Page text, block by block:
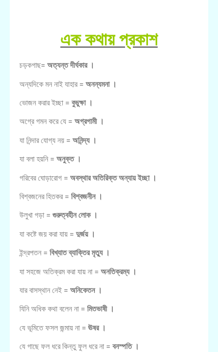
এক কথায় প্রকাশ
চড়কগাছ= অত্যন্ত দীর্ঘকার ।
অন্যদিকে মন নাই যাহার = অনন্যমনা ।
ভোজন করার ইচ্ছা = বুভুক্ষা ।
অগ্রে গমন করে যে = অগ্রগামী ।
যা নিন্দার যোগ্য নয় = অনিন্দ্য ।
যা বলা হয়নি = অনুক্ত ।
গরিবের ঘোড়ারোগ = অবস্থার অতিরিক্ত অন্যায় ইচ্ছা ।
বিশ্বজনের হিতকর = বিশ্বজনীন ।
উলুখা গড়া = গুরুত্বহীন লোক ।
যা কষ্টে জয় করা যায় = দুর্জয় ।
ইন্দ্রপতন = বিখ্যাত ব্যাক্তির মৃত্যু ।
যা সহজে অতিক্রম করা যায় না = অনতিক্রম্য ।
যার বাসস্থান নেই = অনিকেতন ।
যিনি অধিক কথা বলেন না = মিতভাষী ।
যে ভূমিতে ফসল জন্মায় না = ঊষর ।
যে গাছে ফল ধরে কিন্তু ফুল ধরে না = বনস্পতি ।